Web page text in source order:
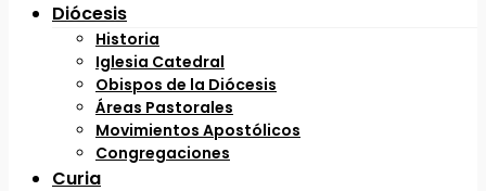
Diócesis
Historia
Iglesia Catedral
Obispos de la Diócesis
Áreas Pastorales
Movimientos Apostólicos
Congregaciones
Curia